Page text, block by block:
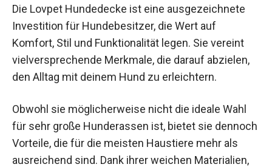
Die Lovpet Hundedecke ist eine ausgezeichnete
Investition für Hundebesitzer, die Wert auf
Komfort, Stil und Funktionalität legen. Sie vereint
vielversprechende Merkmale, die darauf abzielen,
den Alltag mit deinem Hund zu erleichtern.
Obwohl sie möglicherweise nicht die ideale Wahl
für sehr große Hunderassen ist, bietet sie dennoch
Vorteile, die für die meisten Haustiere mehr als
ausreichend sind. Dank ihrer weichen Materialien,